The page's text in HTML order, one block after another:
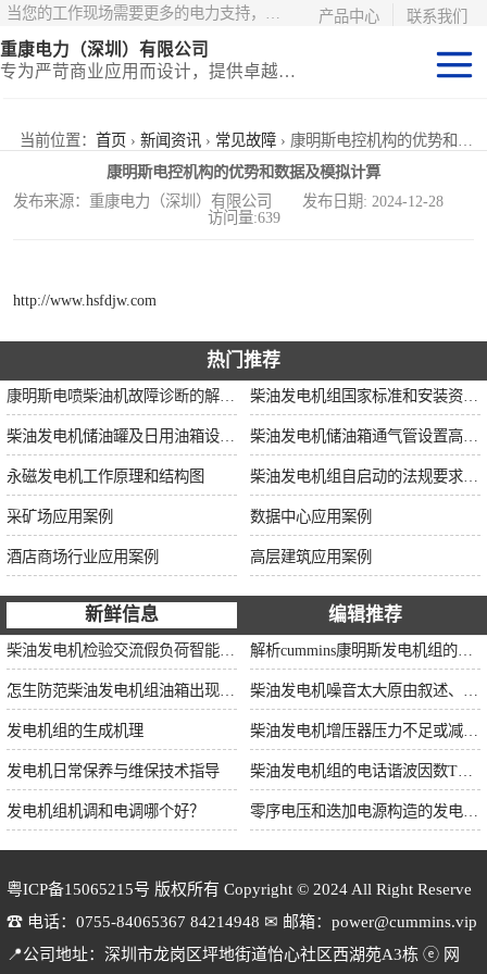
联系我们
产品中心
重康电力（深圳）有限公司
专为严苛商业应用而设计，提供卓越的价值和匹配的功能
当前位置： 首页 › 新闻资讯 › 常见故障 › 康明斯电控机构的优势和数据及模拟计算
康明斯电控机构的优势和数据及模拟计算
发布来源：重康电力（深圳）有限公司 发布日期: 2024-12-28
访问量:639
http://www.hsfdjw.com
热门推荐
永磁发电机工作原理和结构图
采矿场应用案例 数据中心应用案例
酒店商场行业应用案例 高层建筑应用案例
新鲜信息 编辑推荐
发电机组的生成机理
发电机日常保养与维保技术指导
发电机组机调和电调哪个好？
粤ICP备15065215号 版权所有 Copyright © 2024 All Right Reserve
☎ 电话：0755-84065367 84214948 ✉ 邮箱：power@cummins.vip
📍公司地址：深圳市龙岗区坪地街道怡心社区西湖苑A3栋 ⓔ 网
静音型集装箱电
站
移动式挂车电站